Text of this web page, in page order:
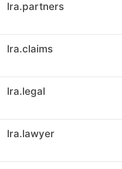
lra.partners
lra.claims
lra.legal
lra.lawyer